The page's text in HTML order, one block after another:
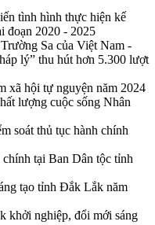
tình hình thực hiện kế
đoạn 2020 - 2025
Sa của Việt Nam -
lý” thu hút hơn 5.300 lượt
xã hội tự nguyện năm 2024
lượng cuộc sống Nhân
soát thủ tục hành chính
tại Ban Dân tộc tỉnh
tạo tỉnh Đắk Lắk năm
khởi nghiệp, đổi mới sáng